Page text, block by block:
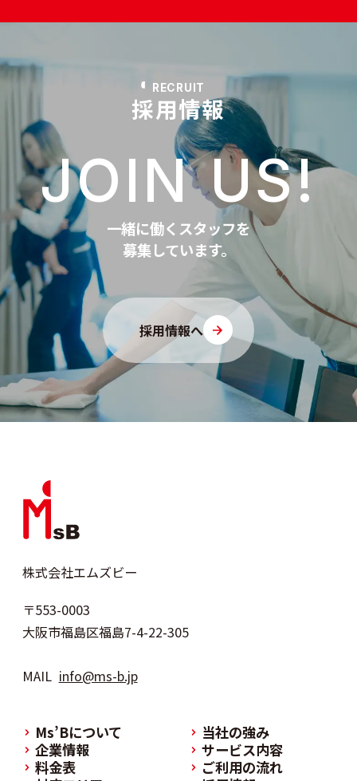
採用情報
RECRUIT
JOIN US!
一緒に働くスタッフを
募集しています。
採用情報へ
株式会社エムズビー
〒553-0003
大阪市福島区福島7-4-22-305
MAIL info@ms-b.jp
Ms’Bについて
当社の強み
企業情報
サービス内容
料金表
ご利用の流れ